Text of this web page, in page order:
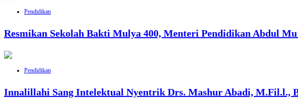
Pendidikan
Resmikan Sekolah Bakti Mulya 400, Menteri Pendidikan Abdul
Pendidikan
Innalillahi Sang Intelektual Nyentrik Drs. Mashur Abadi, M.Fil.l.,